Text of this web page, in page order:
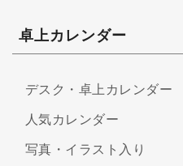
卓上カレンダー
デスク・卓上カレンダー
人気カレンダー
写真・イラスト入り